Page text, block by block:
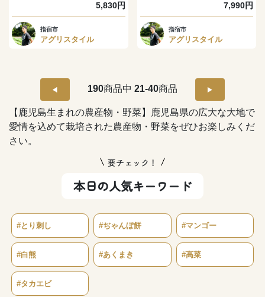
5,830円
指宿市
アグリスタイル
7,990円
指宿市
アグリスタイル
190商品中 21-40商品
【鹿児島生まれの農産物・野菜】鹿児島県の広大な大地で
愛情を込めて栽培された農産物・野菜をぜひお楽しみくだ
さい。
要チェック！
本日の人気キーワード
#とり刺し #ぢゃんぼ餅 #マンゴー
#白熊 #あくまき #高菜
#タカエビ